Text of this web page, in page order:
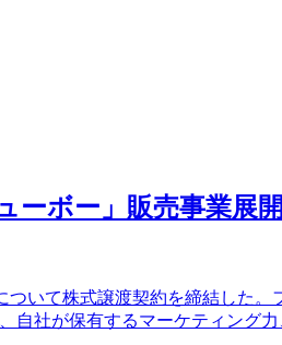
ーボー」販売事業展
いて株式譲渡契約を締結した
自社が保有するマーケティング